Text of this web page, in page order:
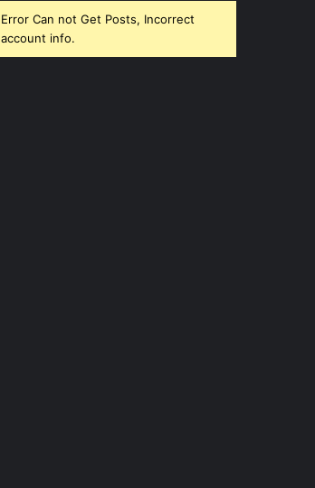
Error Can not Get Posts, Incorrect
account info.